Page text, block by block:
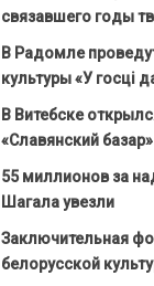
связавшего годы
В Радомле
культуры «У госці
В Витебске
«Славянский базар»
55 миллионов за
Шагала увезли
Заключительная
белорусской